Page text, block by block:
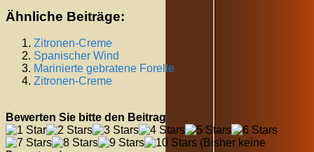
Ähnliche Beiträge:
Zitronen-Creme
Spanischer Wind
Marinierte gebratene Forelle
Zitronen-Creme
Bewerten Sie bitte den Beitrag
(Bisher keine